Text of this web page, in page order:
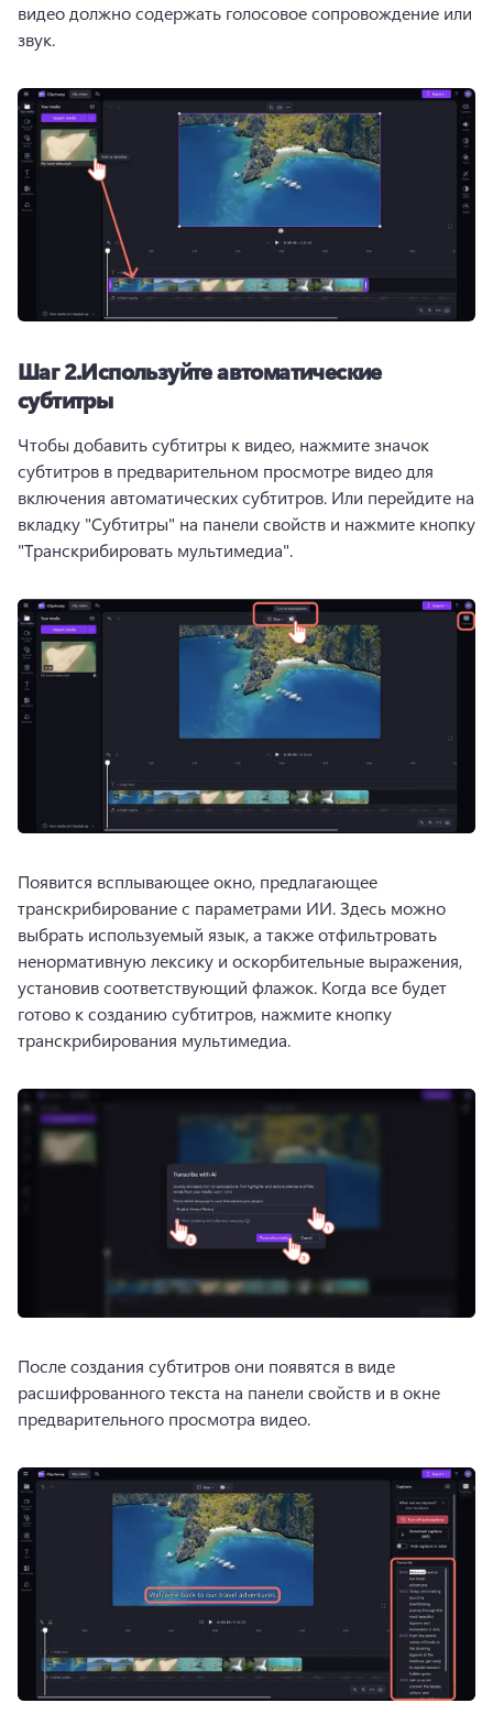
видео должно содержать голосовое сопровождение или
звук.
Шаг 2.Используйте автоматические
субтитры
Чтобы добавить субтитры к видео, нажмите значок
субтитров в предварительном просмотре видео для
включения автоматических субтитров. Или перейдите на
вкладку "Субтитры" на панели свойств и нажмите кнопку
"Транскрибировать мультимедиа".
Появится всплывающее окно, предлагающее
транскрибирование с параметрами ИИ. Здесь можно
выбрать используемый язык, а также отфильтровать
ненормативную лексику и оскорбительные выражения,
установив соответствующий флажок. Когда все будет
готово к созданию субтитров, нажмите кнопку
транскрибирования мультимедиа.
После создания субтитров они появятся в виде
расшифрованного текста на панели свойств и в окне
предварительного просмотра видео.